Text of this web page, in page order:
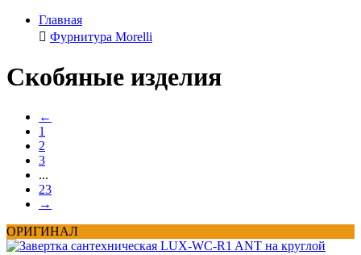
Главная
Фурнитура Morelli
Скобяные изделия
←
1
2
3
...
23
→
ОРИГИНАЛ